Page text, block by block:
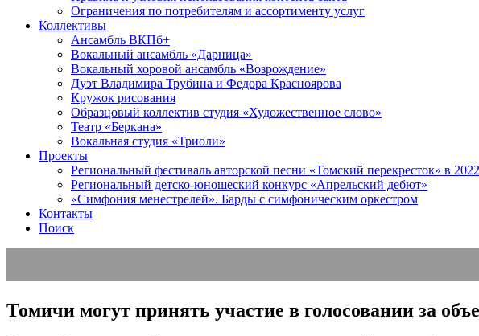
Ограничения по потребителям и ассортименту услуг
Коллективы
Ансамбль ВКПб+
Вокальный ансамбль «Дарница»
Вокальный хоровой ансамбль «Возрождение»
Дуэт Владимира Трубина и Федора Красноярова
Кружок рисования
Образцовый коллектив студия «Художественное слово»
Театр «Беркана»
Вокальная студия «Триоли»
Проекты
Региональный фестиваль авторской песни «Томский перекресток» в
Региональный детско-юношеский конкурс «Апрельский дебют»
«Симфония менестрелей». Барды с симфоническим оркестром
Контакты
Поиск
Томичи могут принять участие в голосовании за